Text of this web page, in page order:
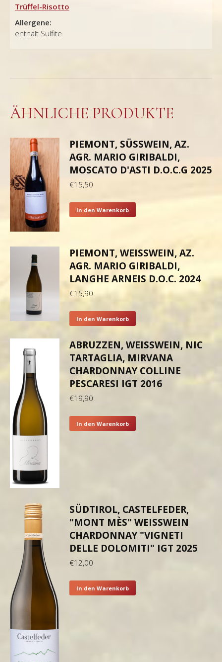
Trüffel-Risotto
Allergene:
enthält Sulfite
ÄHNLICHE PRODUKTE
PIEMONT, SÜSSWEIN, AZ.
AGR. MARIO GIRIBALDI,
MOSCATO D'ASTI D.O.C.G 2025
€15,50
In den Warenkorb
PIEMONT, WEISSWEIN, AZ.
AGR. MARIO GIRIBALDI,
LANGHE ARNEIS D.O.C. 2024
€15,90
In den Warenkorb
ABRUZZEN, WEISSWEIN, NIC T
ARTAGLIA, MIRVANA C
HARDONNAY COLLINE P
ESCARESI IGT 2016
€19,90
In den Warenkorb
SÜDTIROL, CASTELFEDER,
"MONT MÈS" WEISSWEIN C
HARDONNAY "VIGNETI D
ELLE DOLOMITI" IGT 2025
€12,00
In den Warenkorb